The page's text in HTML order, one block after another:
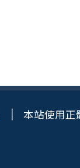
本站使用正